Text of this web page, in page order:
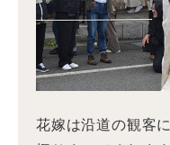
花嫁は沿道の観客